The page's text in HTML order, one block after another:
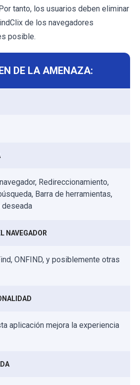
tanto, los usuarios deben eliminar
de los navegadores
posible.
DE LA AMENAZA:
Redireccionamiento,
Barra de herramientas,
deseada
NAVEGADOR
ONFIND, y posiblemente otras
aplicación mejora la experiencia